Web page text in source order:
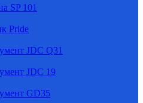
SP 101
Pride
JDC Q31
JDC 19
GD35